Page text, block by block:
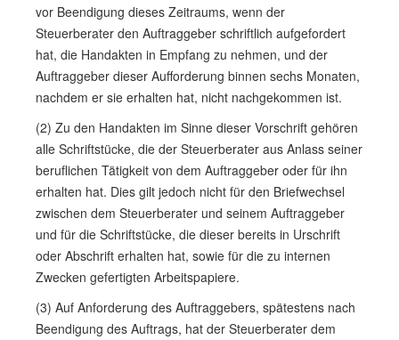
vor Beendigung dieses Zeitraums, wenn der
Steuerberater den Auftraggeber schriftlich aufgefordert
hat, die Handakten in Empfang zu nehmen, und der
Auftraggeber dieser Aufforderung binnen sechs Monaten,
nachdem er sie erhalten hat, nicht nachgekommen ist.
(2) Zu den Handakten im Sinne dieser Vorschrift gehören
alle Schriftstücke, die der Steuerberater aus Anlass seiner
beruflichen Tätigkeit von dem Auftraggeber oder für ihn
erhalten hat. Dies gilt jedoch nicht für den Briefwechsel
zwischen dem Steuerberater und seinem Auftraggeber
und für die Schriftstücke, die dieser bereits in Urschrift
oder Abschrift erhalten hat, sowie für die zu internen
Zwecken gefertigten Arbeitspapiere.
(3) Auf Anforderung des Auftraggebers, spätestens nach
Beendigung des Auftrags, hat der Steuerberater dem